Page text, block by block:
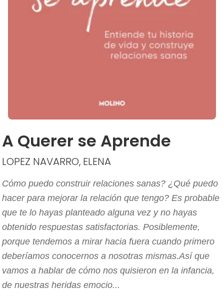
A Querer se Aprende
LOPEZ NAVARRO, ELENA
Cómo puedo construir relaciones sanas? ¿Qué puedo
hacer para mejorar la relación que tengo? Es probable
que te lo hayas planteado alguna vez y no hayas
obtenido respuestas satisfactorias. Posiblemente,
porque tendemos a mirar hacia fuera cuando primero
deberíamos conocernos a nosotras mismas.Así que
vamos a hablar de cómo nos quisieron en la infancia,
de nuestras heridas emocio...